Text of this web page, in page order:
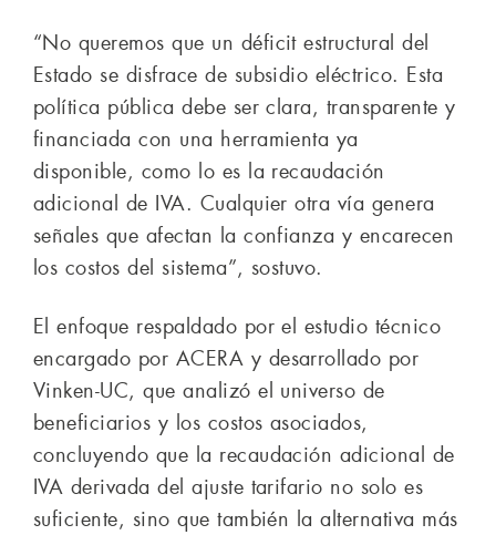
“No queremos que un déficit estructural del
Estado se disfrace de subsidio eléctrico. Esta
política pública debe ser clara, transparente y
financiada con una herramienta ya
disponible, como lo es la recaudación
adicional de IVA. Cualquier otra vía genera
señales que afectan la confianza y encarecen
los costos del sistema”, sostuvo.
El enfoque respaldado por el estudio técnico
encargado por ACERA y desarrollado por
Vinken-UC, que analizó el universo de
beneficiarios y los costos asociados,
concluyendo que la recaudación adicional de
IVA derivada del ajuste tarifario no solo es
suficiente, sino que también la alternativa más